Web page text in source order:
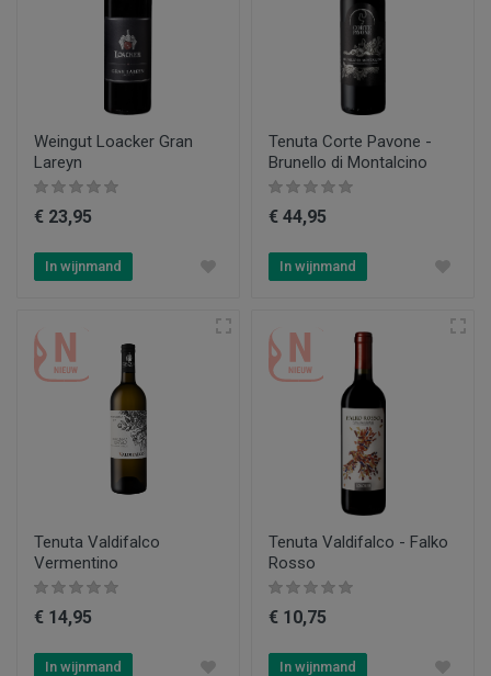
Weingut Loacker Gran
Lareyn
€ 23,95
In wijnmand
Tenuta Corte Pavone -
Brunello di Montalcino
€ 44,95
In wijnmand
Tenuta Valdifalco
Vermentino
€ 14,95
In wijnmand
Tenuta Valdifalco - Falko
Rosso
€ 10,75
In wijnmand